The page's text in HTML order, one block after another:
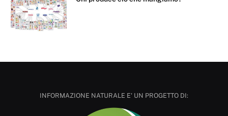
INFORMAZIONE NATURALE E' UN PROGETTO DI: